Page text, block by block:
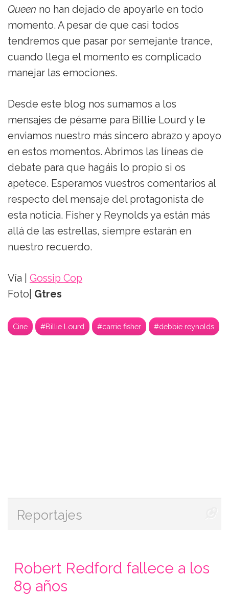
Queen no han dejado de apoyarle en todo
momento. A pesar de que casi todos
tendremos que pasar por semejante trance,
cuando llega el momento es complicado
manejar las emociones.
Desde este blog nos sumamos a los
mensajes de pésame para Billie Lourd y le
enviamos nuestro más sincero abrazo y apoyo
en estos momentos. Abrimos las líneas de
debate para que hagáis lo propio si os
apetece. Esperamos vuestros comentarios al
respecto del mensaje del protagonista de
esta noticia. Fisher y Reynolds ya están más
allá de las estrellas, siempre estarán en
nuestro recuerdo.
Vía | Gossip Cop
Foto| Gtres
Cine #Billie Lourd #carrie fisher #debbie reynolds
Reportajes
Robert Redford fallece a los
89 años